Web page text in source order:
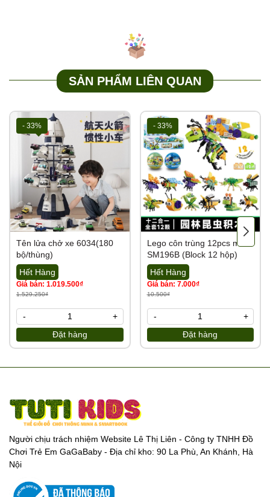
SẢN PHẨM LIÊN QUAN
- 33%
Tên lửa chở xe 6034(180
bộ/thùng)
Hết Hàng
Giá bán: 1.019.500₫
1.529.250₫
Đặt hàng
- +
- 33%
Lego côn trùng 12pcs mã
SM196B (Block 12 hộp)
Hết Hàng
Giá bán: 7.000₫
10.500₫
Đặt hàng
- +
Người chịu trách nhiệm Website Lê Thị Liên - Công ty TNHH Đồ
Chơi Trẻ Em GaGaBaby - Địa chỉ kho: 90 La Phù, An Khánh, Hà
Nội